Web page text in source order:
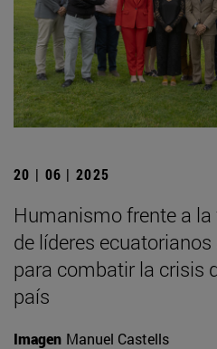
20 | 06 | 2025
Humanismo frente a
de líderes
para combatir la crisis
país
Imagen Manuel Castells